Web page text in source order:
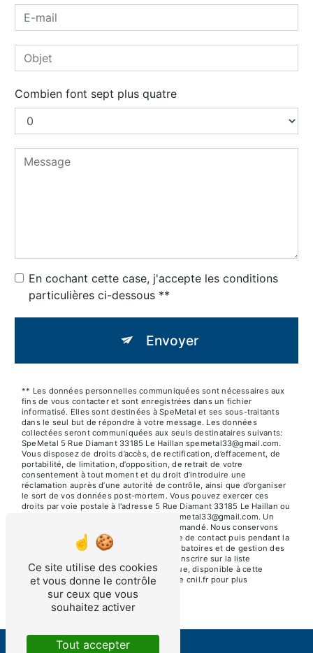
Combien font sept plus quatre
En cochant cette case, j'accepte les conditions
particulières ci-dessous **
Envoyer
** Les données personnelles communiquées sont nécessaires aux
fins de vous contacter et sont enregistrées dans un fichier
informatisé. Elles sont destinées à SpeMetal et ses sous-traitants
dans le seul but de répondre à votre message. Les données
collectées seront communiquées aux seuls destinataires suivants:
SpeMetal 5 Rue Diamant 33185 Le Haillan spemetal33@gmail.com.
Vous disposez de droits d’accès, de rectification, d’effacement, de
portabilité, de limitation, d’opposition, de retrait de votre
consentement à tout moment et du droit d’introduire une
réclamation auprès d’une autorité de contrôle, ainsi que d’organiser
le sort de vos données post-mortem. Vous pouvez exercer ces
droits par voie postale à l'adresse 5 Rue Diamant 33185 Le Haillan ou
par courrier électronique à l'adresse spemetal33@gmail.com. Un
justificatif d'identité pourra vous être demandé. Nous conservons
vos données pendant la période de prise de contact puis pendant la
durée de prescription légale aux fins probatoires et de gestion des
contentieux. Vous avez le droit de vous inscrire sur la liste
d'opposition au démarchage téléphonique, disponible à cette
adresse: Bloctel.gouv.fr . Consultez le site cnil.fr pour plus
d’informations sur vos droits.
Ce site utilise des cookies
et vous donne le contrôle
sur ceux que vous
souhaitez activer
Tout accepter